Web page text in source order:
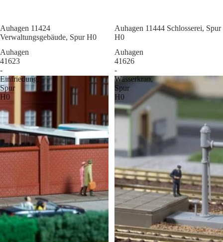
Sale
Auhagen 11424
Verwaltungsgebäude, Spur H0
Sale
Auhagen 11444 Schlosserei, Spur
H0
Auhagen
41623
-
Einfriedung,
Spur
H0
Auhagen
41626
-
Wasserkran,
Spur
H0